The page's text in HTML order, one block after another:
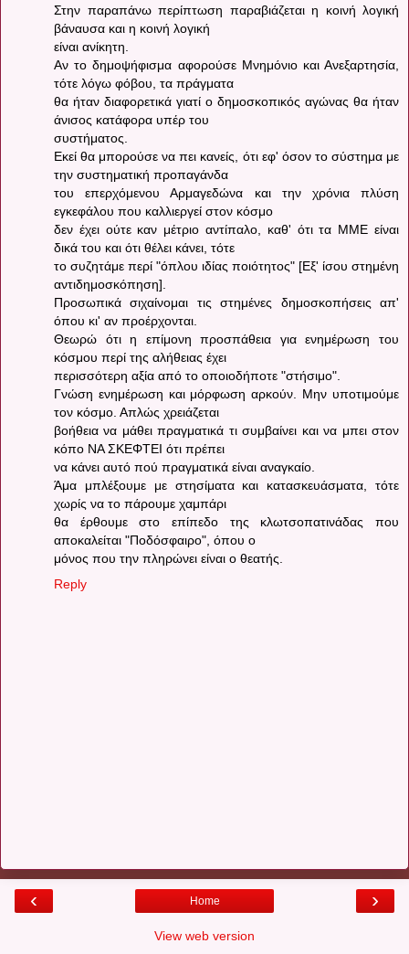
Στην παραπάνω περίπτωση παραβιάζεται η κοινή λογική
βάναυσα και η κοινή λογική
είναι ανίκητη.
Αν το δημοψήφισμα αφορούσε Μνημόνιο και Ανεξαρτησία,
τότε λόγω φόβου, τα πράγματα
θα ήταν διαφορετικά γιατί ο δημοσκοπικός αγώνας θα ήταν
άνισος κατάφορα υπέρ του
συστήματος.
Εκεί θα μπορούσε να πει κανείς, ότι εφ' όσον το σύστημα με
την συστηματική προπαγάνδα
του επερχόμενου Αρμαγεδώνα και την χρόνια πλύση
εγκεφάλου που καλλιεργεί στον κόσμο
δεν έχει ούτε καν μέτριο αντίπαλο, καθ' ότι τα ΜΜΕ είναι
δικά του και ότι θέλει κάνει, τότε
το συζητάμε περί "όπλου ιδίας ποιότητος" [Εξ' ίσου στημένη
αντιδημοσκόπηση].
Προσωπικά σιχαίνομαι τις στημένες δημοσκοπήσεις απ'
όπου κι' αν προέρχονται.
Θεωρώ ότι η επίμονη προσπάθεια για ενημέρωση του
κόσμου περί της αλήθειας έχει
περισσότερη αξία από το οποιοδήποτε "στήσιμο".
Γνώση ενημέρωση και μόρφωση αρκούν. Μην υποτιμούμε
τον κόσμο. Απλώς χρειάζεται
βοήθεια να μάθει πραγματικά τι συμβαίνει και να μπει στον
κόπο ΝΑ ΣΚΕΦΤΕΙ ότι πρέπει
να κάνει αυτό πού πραγματικά είναι αναγκαίο.
Άμα μπλέξουμε με στησίματα και κατασκευάσματα, τότε
χωρίς να το πάρουμε χαμπάρι
θα έρθουμε στο επίπεδο της κλωτσοπατινάδας που
αποκαλείται "Ποδόσφαιρο", όπου ο
μόνος που την πληρώνει είναι ο θεατής.
Reply
‹ ›
Home
View web version